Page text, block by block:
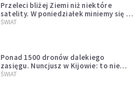
Przeleci bliżej Ziemi niż niektóre
satelity. W poniedziałek miniemy się z
asteroidą, która poprzedzi znacznie
ŚWIAT
Ponad 1500 dronów dalekiego
zasięgu. Nuncjusz w Kijowie: to nie
wygląda na wolę zakończenia wojny
ŚWIAT